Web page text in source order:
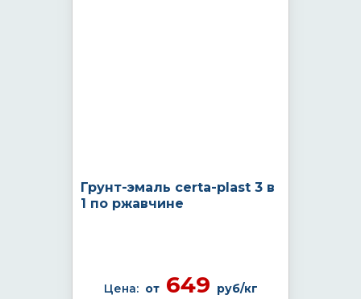
Грунт-эмаль certa-plast 3 в
1 по ржавчине
Цена: от649 руб/кг